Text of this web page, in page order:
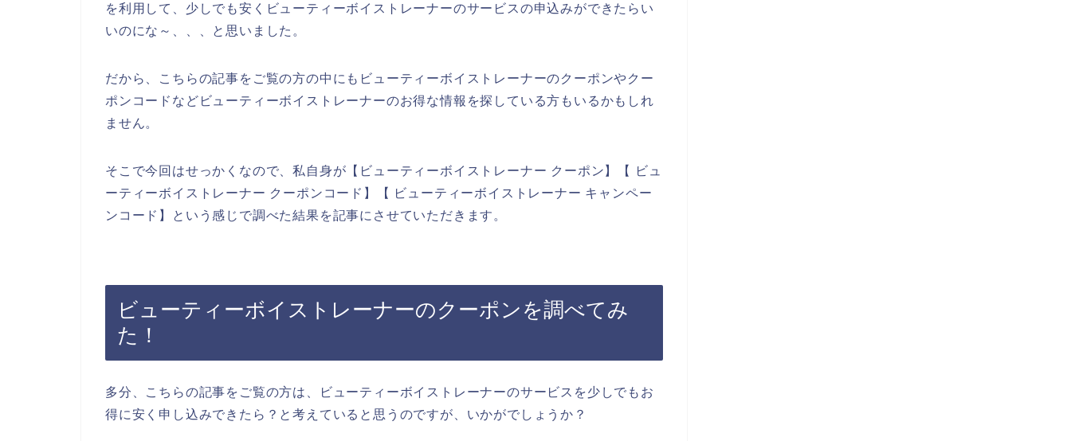
を利用して、少しでも安くビューティーボイストレーナーのサービスの申込みができたらい
いのにな～、、、と思いました。
だから、こちらの記事をご覧の方の中にもビューティーボイストレーナーのクーポンやクー
ポンコードなどビューティーボイストレーナーのお得な情報を探している方もいるかもしれ
ません。
そこで今回はせっかくなので、私自身が【ビューティーボイストレーナー クーポン】【 ビュ
ーティーボイストレーナー クーポンコード】【 ビューティーボイストレーナー キャンペー
ンコード】という感じで調べた結果を記事にさせていただきます。
ビューティーボイストレーナーのクーポンを調べてみ
た！
多分、こちらの記事をご覧の方は、ビューティーボイストレーナーのサービスを少しでもお
得に安く申し込みできたら？と考えていると思うのですが、いかがでしょうか？